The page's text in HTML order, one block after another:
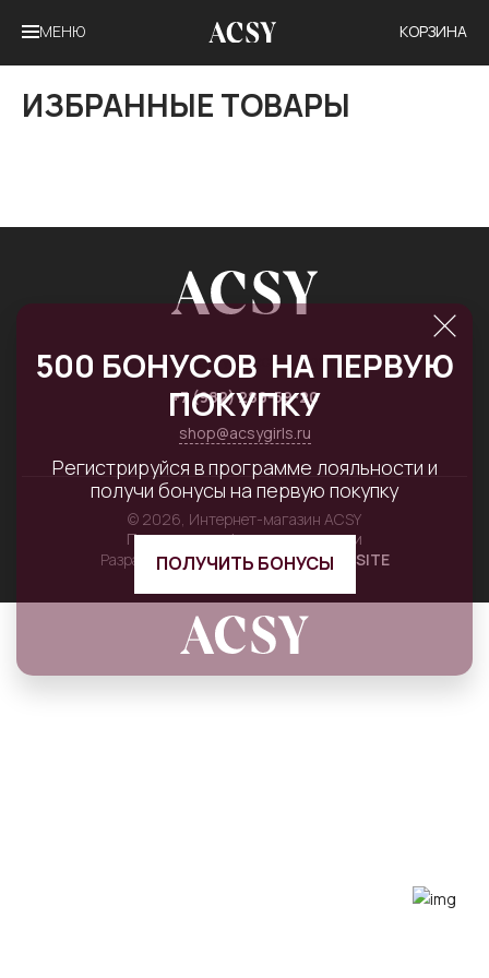
МЕНЮ КОРЗИНА
ИЗБРАННЫЕ ТОВАРЫ
г. Челябинск,ул. Лесопарковая, 7г
+7 (982) 289-59-20
shop@acsygirls.ru
© 2026, Интернет-магазин ACSY
Политика конфиденциальности
Разработка — интернет-компания
INSITE
500 БОНУСОВ НА ПЕРВУЮ
ПОКУПКУ
Регистрируйся в программе лояльности и
получи бонусы на первую покупку
ПОЛУЧИТЬ БОНУСЫ